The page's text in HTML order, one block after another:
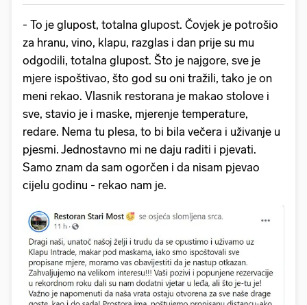
- To je glupost, totalna glupost. Čovjek je potrošio
za hranu, vino, klapu, razglas i dan prije su mu
odgodili, totalna glupost. Što je najgore, sve je
mjere ispoštivao, što god su oni tražili, tako je on
meni rekao. Vlasnik restorana je makao stolove i
sve, stavio je i maske, mjerenje temperature,
redare. Nema tu plesa, to bi bila večera i uživanje u
pjesmi. Jednostavno mi ne daju raditi i pjevati.
Samo znam da sam ogorčen i da nisam pjevao
cijelu godinu - rekao nam je.